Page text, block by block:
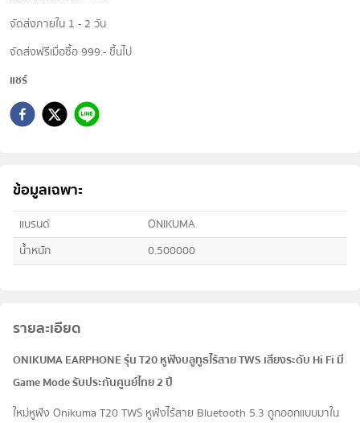
จัดส่งภายใน 1 - 2 วัน
จัดส่งฟรีเมื่อซื้อ 999.- ขึ้นไป
แชร์
ข้อมูลเฉพาะ
แบรนด์
ONIKUMA
น้ำหนัก
0.500000
รายละเอียด
ONIKUMA EARPHONE รุ่น T20 หูฟังบลูทูธไร้สาย TWS เสียงระดับ Hi Fi มี
Game Mode รับประกันศูนย์ไทย 2 ปี
ใหม่หูฟัง Onikuma T20 TWS หูฟังไร้สาย Bluetooth 5.3 ถูกออกแบบมาใน